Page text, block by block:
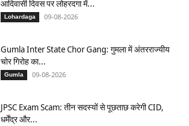
आदिवासी दिवस पर लोहरदगा में...
Lohardaga 09-08-2026
Gumla Inter State Chor Gang: गुमला में अंतरराज्यीय
चोर गिरोह का...
Gumla 09-08-2026
JPSC Exam Scam: तीन सदस्यों से पूछताछ करेगी CID,
धर्मेंद्र और...